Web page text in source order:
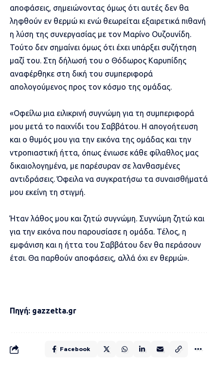
αποφάσεις, σημειώνοντας όμως ότι αυτές δεν θα
ληφθούν εν θερμώ κι ενώ θεωρείται εξαιρετικά πιθανή
η λύση της συνεργασίας με τον Μαρίνο Ουζουνίδη.
Τούτο δεν σημαίνει όμως ότι έχει υπάρξει συζήτηση
μαζί του. Στη δήλωσή του ο Θόδωρος Καρυπίδης
αναφέρθηκε στη δική του συμπεριφορά
απολογούμενος προς τον κόσμο της ομάδας.
«Οφείλω μια ειλικρινή συγνώμη για τη συμπεριφορά
μου μετά το παιχνίδι του Σαββάτου. Η απογοήτευση
και ο θυμός μου για την εικόνα της ομάδας και την
ντροπιαστική ήττα, όπως ένιωσε κάθε φίλαθλος μας
δικαιολογημένα, με παρέσυραν σε λανθασμένες
αντιδράσεις. Όφειλα να συγκρατήσω τα συναισθήματά
μου εκείνη τη στιγμή.
Ήταν λάθος μου και ζητώ συγνώμη. Συγνώμη ζητώ και
για την εικόνα που παρουσίασε η ομάδα. Τέλος, η
εμφάνιση και η ήττα του Σαββάτου δεν θα περάσουν
έτσι. Θα παρθούν αποφάσεις, αλλά όχι εν θερμώ».
Πηγή: gazzetta.gr
Facebook